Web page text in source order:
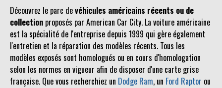
Découvrez le parc devéhicules américains récents ou de
collection proposés par American Car City. La voiture américaine
est la spécialité de l'entreprise depuis 1999 qui gère également
l'entretien et la réparation des modèles récents. Tous les
modèles exposés sont homologués ou en cours d'homologation
selon les normes en vigueur afin de disposer d'une carte grise
française. Que vous recherchiez un Dodge Ram, un Ford Raptor ou